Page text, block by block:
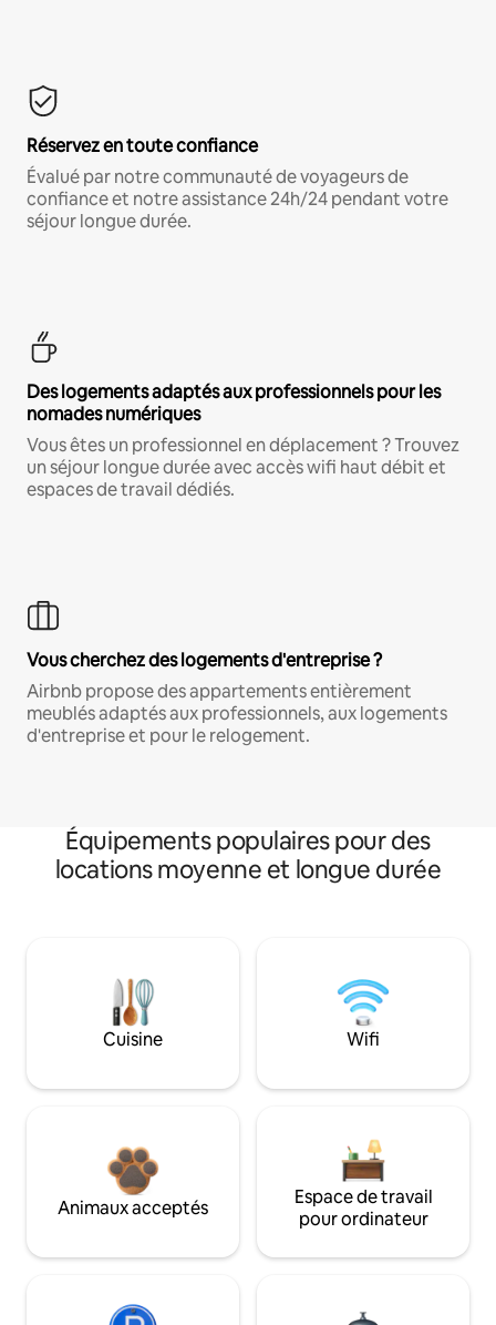
Réservez en toute confiance
Évalué par notre communauté de voyageurs de
confiance et notre assistance 24h/24 pendant votre
séjour longue durée.
Des logements adaptés aux professionnels pour les
nomades numériques
Vous êtes un professionnel en déplacement ? Trouvez
un séjour longue durée avec accès wifi haut débit et
espaces de travail dédiés.
Vous cherchez des logements d'entreprise ?
Airbnb propose des appartements entièrement
meublés adaptés aux professionnels, aux logements
d'entreprise et pour le relogement.
Équipements populaires pour des
locations moyenne et longue durée
Cuisine Wifi
Animaux acceptés
Espace de travail
pour ordinateur